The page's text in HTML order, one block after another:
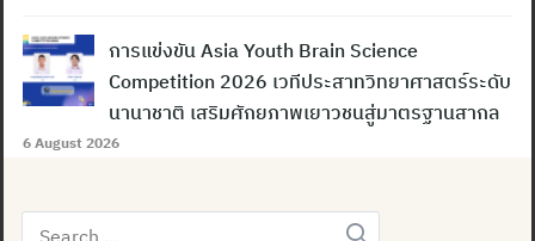
การแข่งขัน Asia Youth Brain Science
Competition 2026 เวทีประสาทวิทยาศาสตร์ระดับ
นานาชาติ เสริมศักยภาพเยาวชนสู่มาตรฐานสากล
6 August 2026
Search